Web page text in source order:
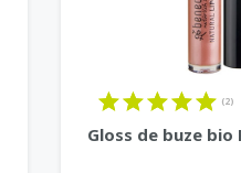
(2)
Gloss de buze bio